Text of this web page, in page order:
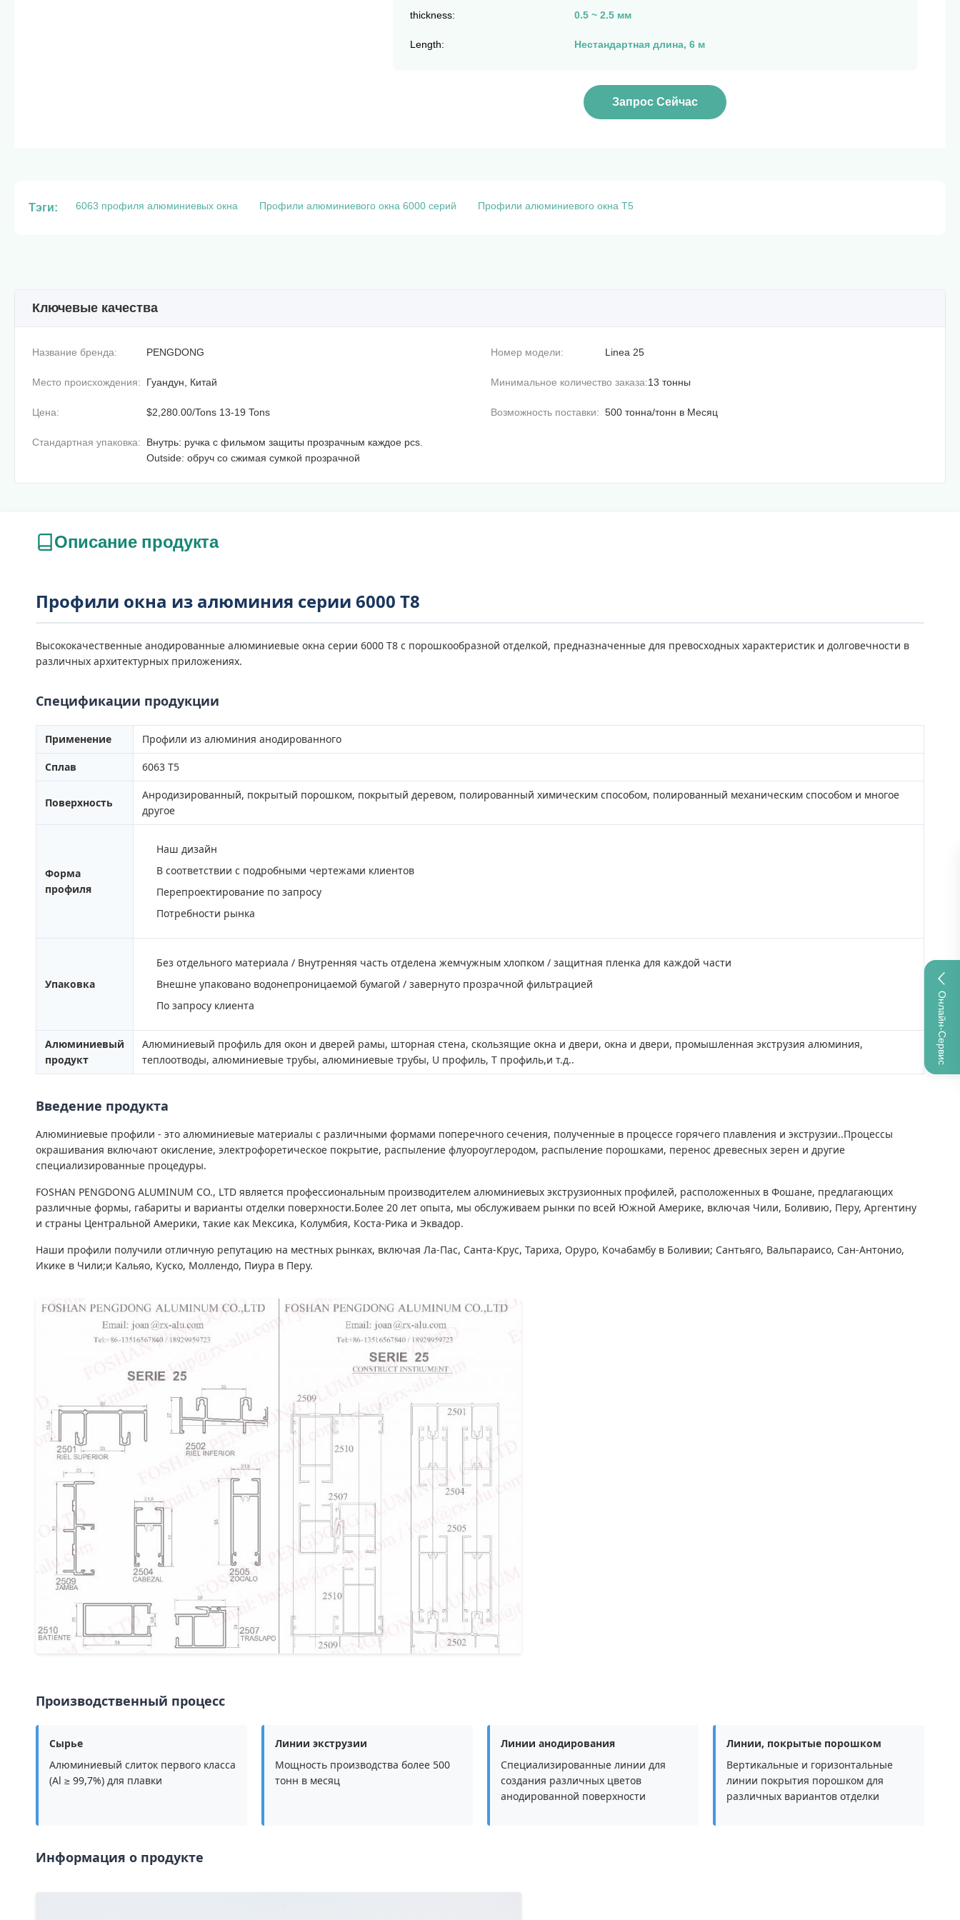
Онлайн-Сервис
thickness: 0.5 ~ 2.5 мм
Length: Нестандартная длина, 6 м
Запрос Сейчас
Тэги: 6063 профиля алюминиевых окна Профили алюминиевого окна 6000 серий Профили алюминиевого окна T5
Ключевые качества
Название бренда: PENGDONG Номер модели: Linea 25
Место происхождения: Гуандун, Китай Минимальное количество заказа:13 тонны
Цена: $2,280.00/Tons 13-19 Tons Возможность поставки: 500 тонна/тонн в Месяц
Стандартная упаковка:
Внутрь: ручка с фильмом защиты прозрачным каждое pcs.
Outside: обруч со сжимая сумкой прозрачной
Описание продукта
Профили окна из алюминия серии 6000 T8
Высококачественные анодированные алюминиевые окна серии 6000 T8 с порошкообразной отделкой, предназначенные для превосходных характеристик и долговечности в
различных архитектурных приложениях.
Спецификации продукции
Применение Профили из алюминия анодированного
Сплав 6063 T5
Поверхность
Анродизированный, покрытый порошком, покрытый деревом, полированный химическим способом, полированный механическим способом и многое
другое
Форма
профиля
Наш дизайн
В соответствии с подробными чертежами клиентов
Перепроектирование по запросу
Потребности рынка
Упаковка
Без отдельного материала / Внутренняя часть отделена жемчужным хлопком / защитная пленка для каждой части
Внешне упаковано водонепроницаемой бумагой / завернуто прозрачной фильтрацией
По запросу клиента
Алюминиевый
продукт
Алюминиевый профиль для окон и дверей рамы, шторная стена, скользящие окна и двери, окна и двери, промышленная экструзия алюминия,
теплоотводы, алюминиевые трубы, алюминиевые трубы, U профиль, T профиль,и т.д..
Введение продукта
Алюминиевые профили - это алюминиевые материалы с различными формами поперечного сечения, полученные в процессе горячего плавления и экструзии..Процессы
окрашивания включают окисление, электрофоретическое покрытие, распыление флуороуглеродом, распыление порошками, перенос древесных зерен и другие
специализированные процедуры.
FOSHAN PENGDONG ALUMINUM CO., LTD является профессиональным производителем алюминиевых экструзионных профилей, расположенных в Фошане, предлагающих
различные формы, габариты и варианты отделки поверхности.Более 20 лет опыта, мы обслуживаем рынки по всей Южной Америке, включая Чили, Боливию, Перу, Аргентину
и страны Центральной Америки, такие как Мексика, Колумбия, Коста-Рика и Эквадор.
Наши профили получили отличную репутацию на местных рынках, включая Ла-Пас, Санта-Крус, Тариха, Оруро, Кочабамбу в Боливии; Сантьяго, Вальпараисо, Сан-Антонио,
Икике в Чили;и Кальяо, Куско, Моллендо, Пиура в Перу.
Производственный процесс
Сырье
Алюминиевый слиток первого класса
(Al ≥ 99,7%) для плавки
Линии экструзии
Мощность производства более 500
тонн в месяц
Линии анодирования
Специализированные линии для
создания различных цветов
анодированной поверхности
Линии, покрытые порошком
Вертикальные и горизонтальные
линии покрытия порошком для
различных вариантов отделки
Информация о продукте